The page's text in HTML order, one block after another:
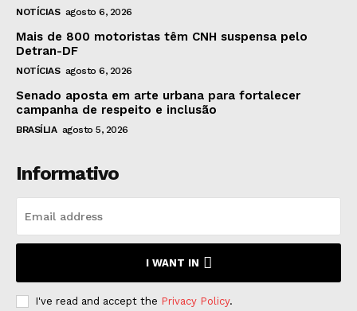
NOTÍCIAS agosto 6, 2026
Mais de 800 motoristas têm CNH suspensa pelo
Detran-DF
NOTÍCIAS agosto 6, 2026
Senado aposta em arte urbana para fortalecer
campanha de respeito e inclusão
BRASÍLIA agosto 5, 2026
Informativo
I WANT IN
I've read and accept the Privacy Policy.